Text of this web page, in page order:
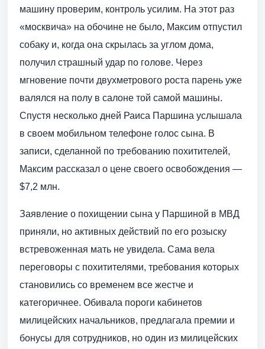
машину проверим, контроль усилим. На этот раз
«москвича» на обочине не было, Максим отпустил
собаку и, когда она скрылась за углом дома,
получил страшный удар по голове. Через
мгновение почти двухметрового роста парень уже
валялся на полу в салоне той самой машины.
Спустя несколько дней Раиса Паршина услышала
в своем мобильном телефоне голос сына. В
записи, сделанной по требованию похитителей,
Максим рассказал о цене своего освобождения —
$7,2 млн.
Заявление о похищении сына у Паршиной в МВД
приняли, но активных действий по его розыску
встревоженная мать не увидела. Сама вела
переговоры с похитителями, требования которых
становились со временем все жестче и
категоричнее. Обивала пороги кабинетов
милицейских начальников, предлагала премии и
бонусы для сотрудников, но один из милицейских